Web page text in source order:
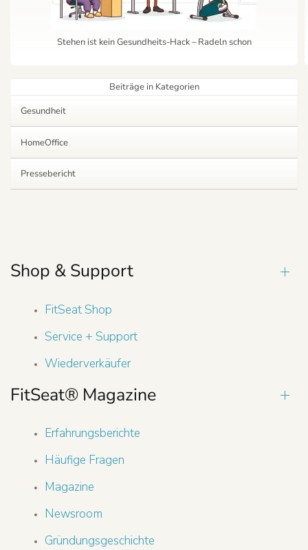
Stehen ist kein Gesundheits-Hack – Radeln schon
Beiträge in Kategorien
Gesundheit
HomeOffice
Pressebericht
Shop & Support
FitSeat Shop
Service + Support
Wiederverkäufer
FitSeat® Magazine
Erfahrungsberichte
Häufige Fragen
Magazine
Newsroom
Gründungsgeschichte